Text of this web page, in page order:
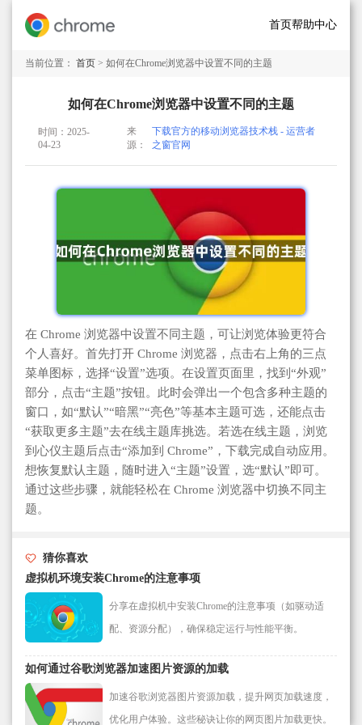
首页帮助中心
当前位置： 首页 > 如何在Chrome浏览器中设置不同的主题
如何在Chrome浏览器中设置不同的主题
时间：2025-
04-23
来
源：
下载官方的移动浏览器技术栈 - 运营者
之窗官网
在 Chrome 浏览器中设置不同主题，可让浏览体验更符合
个人喜好。首先打开 Chrome 浏览器，点击右上角的三点
菜单图标，选择“设置”选项。在设置页面里，找到“外观”
部分，点击“主题”按钮。此时会弹出一个包含多种主题的
窗口，如“默认”“暗黑”“亮色”等基本主题可选，还能点击
“获取更多主题”去在线主题库挑选。若选在线主题，浏览
到心仪主题后点击“添加到 Chrome”，下载完成自动应用。
想恢复默认主题，随时进入“主题”设置，选“默认”即可。
通过这些步骤，就能轻松在 Chrome 浏览器中切换不同主
题。
猜你喜欢
虚拟机环境安装Chrome的注意事项
分享在虚拟机中安装Chrome的注意事项（如驱动适
配、资源分配），确保稳定运行与性能平衡。
如何通过谷歌浏览器加速图片资源的加载
加速谷歌浏览器图片资源加载，提升网页加载速度，
优化用户体验。这些秘诀让你的网页图片加载更快。